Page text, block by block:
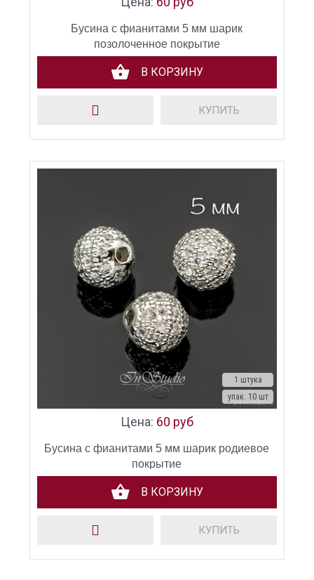
Бусина с фианитами 5 мм шарик
позолоченное покрытие
В КОРЗИНУ
КУПИТЬ
1 штука
упак. 10 шт
Цена: 60 руб
Бусина с фианитами 5 мм шарик родиевое
покрытие
В КОРЗИНУ
КУПИТЬ